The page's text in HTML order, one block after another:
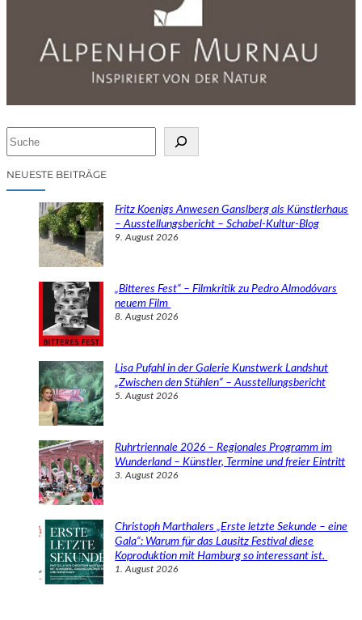
cNEUESTE BEITRÄGE
Fritz Koenigs Anwesen Ganslberg als Künstlerhaus
– Ausstellungsbericht – Schabel-Kultur-Blog
9. August 2026
„Bitteres Fest“ – Filmkritik zu Pedro Almodóvars
neuem Film
8. August 2026
Lisa Pufahl in der Galerie Kunstwerk Landshut
„Zwischen den Stühlen“ – Ausstellungsbericht
5. August 2026
Ruhrtriennale 2026 – Regionales Programm im
Wunderland – Künstler, Termine und freier Eintritt
3. August 2026
Christoph Marthalers „Erste letzte Sekunde – eine
Gala“: Warum für das Lausitz Festival diese
Koproduktion mit Hamburg so interessant ist.
1. August 2026